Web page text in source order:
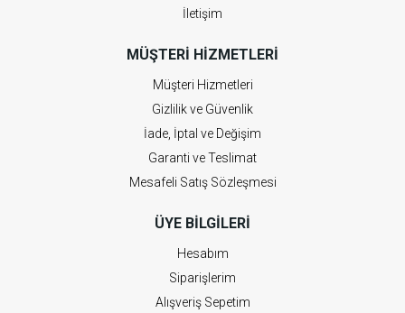
İletişim
MÜŞTERI HIZMETLERI
Müşteri Hizmetleri
Gizlilik ve Güvenlik
İade, İptal ve Değişim
Garanti ve Teslimat
Mesafeli Satış Sözleşmesi
ÜYE BILGILERI
Hesabım
Siparişlerim
Alışveriş Sepetim